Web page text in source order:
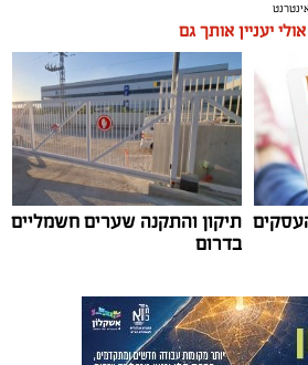
אולי יעניין אותך גם
תיקון והתקנה שערים חשמליים
בדרום